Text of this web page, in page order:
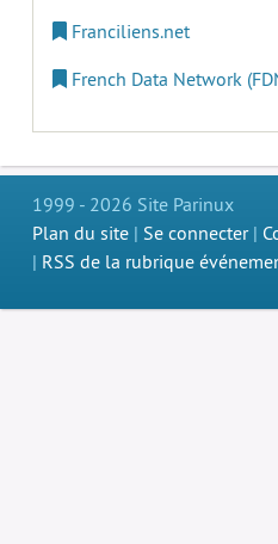
Franciliens.net
French Data Network
1999 - 2026 Site Parinux
Plan du site | Se connecter|
| RSS de la rubrique